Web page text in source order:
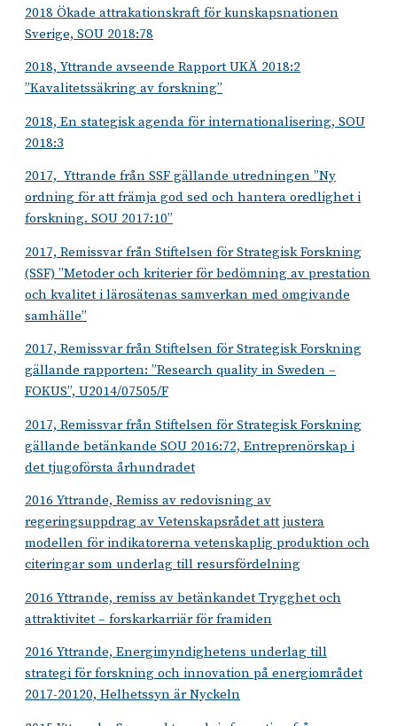
2018 Ökade attrakationskraft för kunskapsnationen
Sverige, SOU 2018:78
2018, Yttrande avseende Rapport UKÄ 2018:2
”Kavalitetssäkring av forskning”
2018, En stategisk agenda för internationalisering, SOU
2018:3
2017, Yttrande från SSF gällande utredningen ”Ny
ordning för att främja god sed och hantera oredlighet i
forskning. SOU 2017:10”
2017, Remissvar från Stiftelsen för Strategisk Forskning
(SSF) ”Metoder och kriterier för bedömning av prestation
och kvalitet i lärosätenas samverkan med omgivande
samhälle”
2017, Remissvar från Stiftelsen för Strategisk Forskning
gällande rapporten: ”Research quality in Sweden –
FOKUS”, U2014/07505/F
2017, Remissvar från Stiftelsen för Strategisk Forskning
gällande betänkande SOU 2016:72, Entreprenörskap i
det tjugoförsta århundradet
2016 Yttrande, Remiss av redovisning av
regeringsuppdrag av Vetenskapsrådet att justera
modellen för indikatorerna vetenskaplig produktion och
citeringar som underlag till resursfördelning
2016 Yttrande, remiss av betänkandet Trygghet och
attraktivitet – forskarkarriär för framiden
2016 Yttrande, Energimyndighetens underlag till
strategi för forskning och innovation på energiområdet
2017-20120, Helhetssyn är Nyckeln